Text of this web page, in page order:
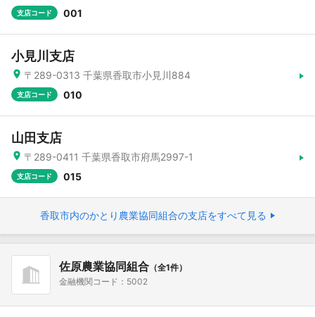
支店コード 001
小見川支店
〒289-0313 千葉県香取市小見川884
支店コード 010
山田支店
〒289-0411 千葉県香取市府馬2997-1
支店コード 015
香取市内のかとり農業協同組合の支店をすべて見る
佐原農業協同組合 （全1件）
金融機関コード：5002